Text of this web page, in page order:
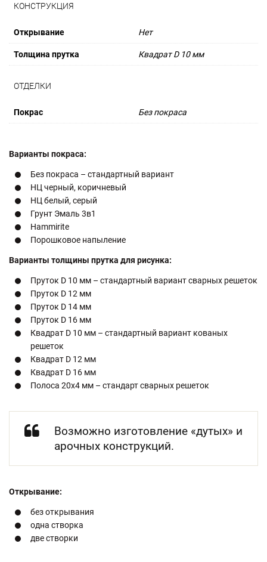
КОНСТРУКЦИЯ
Открывание Нет
Толщина прутка Квадрат D 10 мм
ОТДЕЛКИ
Покрас Без покраса
Варианты покраса:
Без покраса – стандартный вариант
НЦ черный, коричневый
НЦ белый, серый
Грунт Эмаль 3в1
Hammirite
Порошковое напыление
Варианты толщины прутка для рисунка:
Пруток D 10 мм – стандартный вариант сварных решеток
Пруток D 12 мм
Пруток D 14 мм
Пруток D 16 мм
Квадрат D 10 мм – стандартный вариант кованых
решеток
Квадрат D 12 мм
Квадрат D 16 мм
Полоса 20х4 мм – стандарт сварных решеток
Возможно изготовление «дутых» и
арочных конструкций.
Открывание:
без открывания
одна створка
две створки